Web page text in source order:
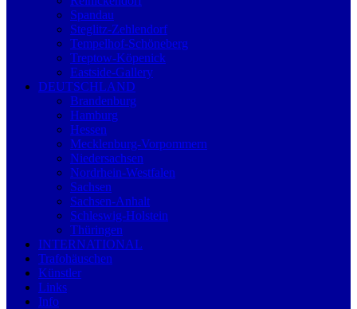
Spandau
Steglitz-Zehlendorf
Tempelhof-Schöneberg
Treptow-Köpenick
Eastside-Gallery
DEUTSCHLAND
Brandenburg
Hamburg
Hessen
Mecklenburg-Vorpommern
Niedersachsen
Nordrhein-Westfalen
Sachsen
Sachsen-Anhalt
Schleswig-Holstein
Thüringen
INTERNATIONAL
Trafohäuschen
Künstler
Links
Info